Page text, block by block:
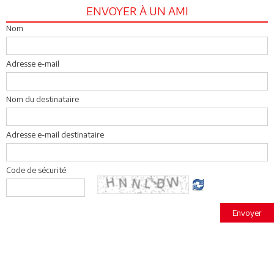
ENVOYER À UN AMI
Nom
Adresse e-mail
Nom du destinataire
Adresse e-mail destinataire
Code de sécurité
Envoyer